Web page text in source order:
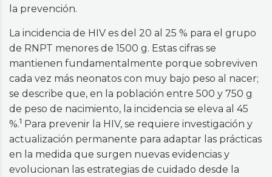
la prevención.
La incidencia de HIV es del 20 al 25 % para el grupo
de RNPT menores de 1500 g. Estas cifras se
mantienen fundamentalmente porque sobreviven
cada vez más neonatos con muy bajo peso al nacer;
se describe que, en la población entre 500 y 750 g
de peso de nacimiento, la incidencia se eleva al 45
%.1 Para prevenir la HIV, se requiere investigación y
actualización permanente para adaptar las prácticas
en la medida que surgen nuevas evidencias y
evolucionan las estrategias de cuidado desde la